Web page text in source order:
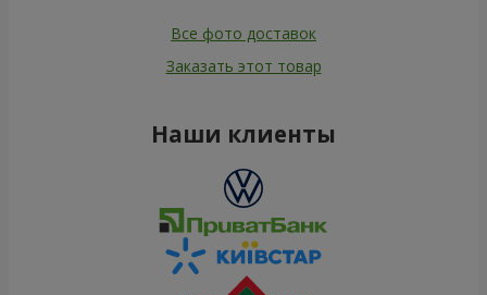
Все фото доставок
Заказать этот товар
Наши клиенты